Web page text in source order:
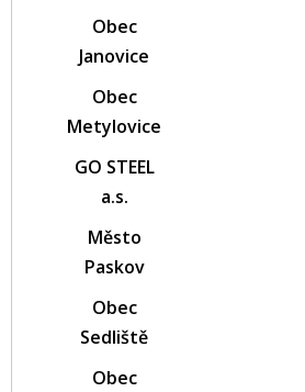
Obec
Janovice
Obec
Metylovice
GO STEEL
a.s.
Město
Paskov
Obec
Sedliště
Obec